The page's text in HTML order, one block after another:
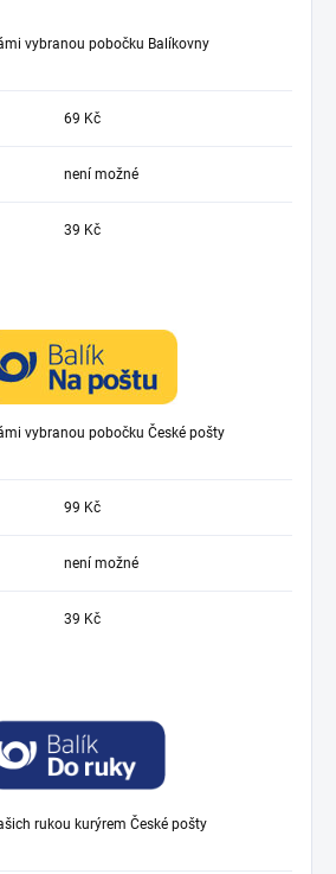
vybranou pobočku Balíkovny
69 Kč
není možné
39 Kč
vybranou pobočku České pošty
99 Kč
není možné
39 Kč
rukou kurýrem České pošty